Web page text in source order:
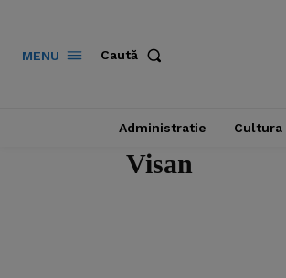
MENU Caută
Administratie Cultura
Visan